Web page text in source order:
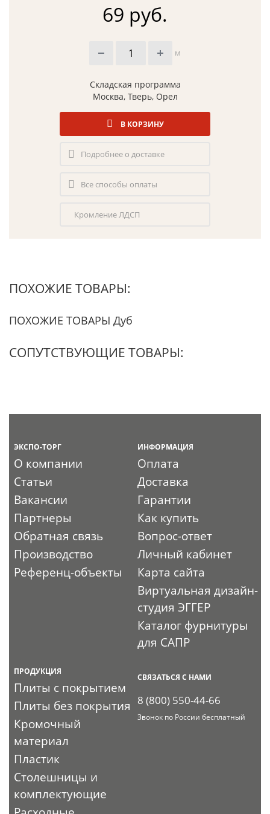
69 руб.
м
Складская программа
Москва, Тверь, Орел
В КОРЗИНУ
Подробнее о доставке
Все способы оплаты
Кромление ЛДСП
ПОХОЖИЕ ТОВАРЫ:
ПОХОЖИЕ ТОВАРЫ Дуб
СОПУТСТВУЮЩИЕ ТОВАРЫ:
ЭКСПО-ТОРГ
О компании
Статьи
Вакансии
Партнеры
Обратная связь
Производство
Референц-объекты
ИНФОРМАЦИЯ
Оплата
Доставка
Гарантии
Как купить
Вопрос-ответ
Личный кабинет
Карта сайта
Виртуальная дизайн-
студия ЭГГЕР
Каталог фурнитуры
для САПР
ПРОДУКЦИЯ
Плиты с покрытием
Плиты без покрытия
Кромочный
материал
Пластик
Столешницы и
комплектующие
СВЯЗАТЬСЯ С НАМИ
8 (800) 550-44-66
Звонок по России бесплатный